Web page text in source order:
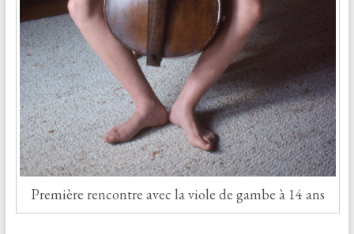
Première rencontre avec la viole de gambe à 14 ans